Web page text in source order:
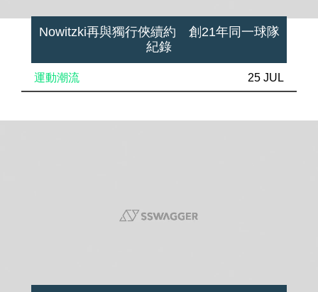
Nowitzki再與獨行俠續約 創21年同一球隊
紀錄
運動潮流 25 JUL